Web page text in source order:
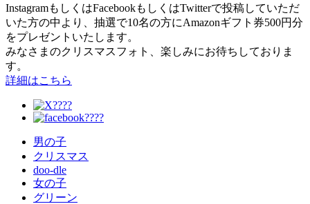
InstagramもしくはFacebookもしくはTwitterで投稿していただ
いた方の中より、抽選で10名の方にAmazonギフト券500円分
をプレゼントいたします。
みなさまのクリスマスフォト、楽しみにお待ちしておりま
す。
詳細はこちら
男の子
クリスマス
doo-dle
女の子
グリーン